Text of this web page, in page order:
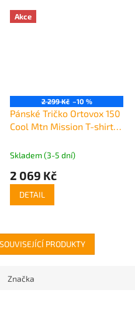
Akce
2 299 Kč –10 %
Pánské Tričko Ortovox 150
Cool Mtn Mission T-shirt
Skladem (3-5 dní)
2 069 Kč
DETAIL
PRODUKTY
Značka